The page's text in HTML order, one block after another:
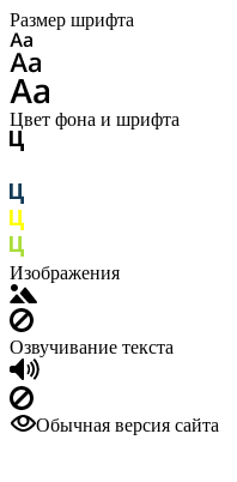
Размер шрифта
Цвет фона и шрифта
Изображения
Озвучивание текста
Обычная версия сайта